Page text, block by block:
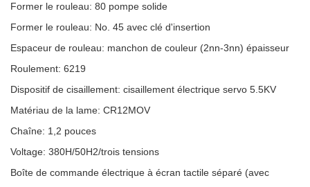
Former le rouleau: 80 pompe solide
Former le rouleau: No. 45 avec clé d'insertion
Espaceur de rouleau: manchon de couleur (2nn-3nn) épaisseur
Roulement: 6219
Dispositif de cisaillement: cisaillement électrique servo 5.5KV
Matériau de la lame: CR12MOV
Chaîne: 1,2 pouces
Voltage: 380H/50H2/trois tensions
Boîte de commande électrique à écran tactile séparé (avec